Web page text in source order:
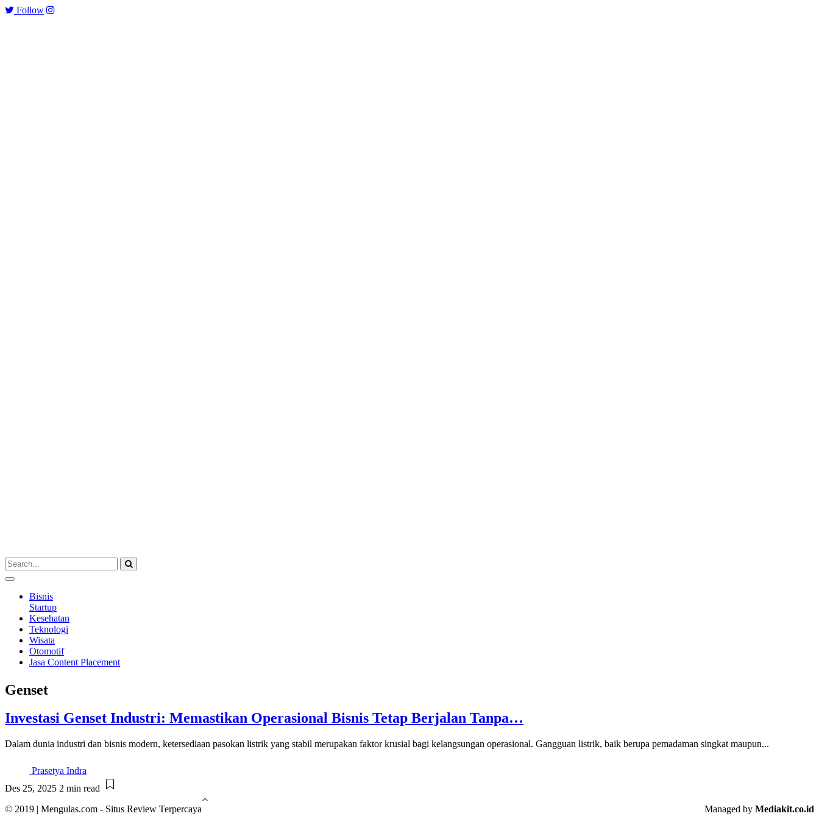
Follow
Bisnis
Startup
Kesehatan
Teknologi
Wisata
Otomotif
Jasa Content Placement
Genset
Investasi Genset Industri: Memastikan Operasional Bisnis Tetap Berjalan Tanpa…
Dalam dunia industri dan bisnis modern, ketersediaan pasokan listrik yang stabil merupakan faktor krusial bagi kelangsungan operasional. Gangguan listrik, baik berupa pemadaman singkat maupun...
Prasetya Indra
Des 25, 2025 2 min read
© 2019 | Mengulas.com - Situs Review Terpercaya
Managed by Mediakit.co.id